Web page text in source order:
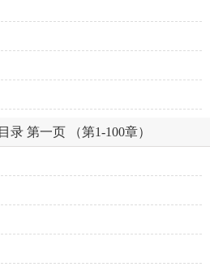
录 第一页 （第1-100章）